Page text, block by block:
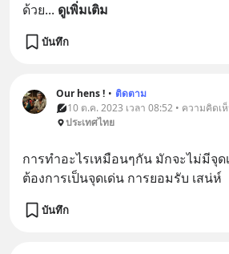
ด้วย... ดูเพิ่มเติม
บันทึก
Our hens ! • ติดตาม
10 ต.ค. 2023 เวลา 08:52 • ความคิดเ
ประเทศไทย
การทำอะไรเหมือนๆกัน มักจะไม่มีจุ
ต้องการเป็นจุดเด่น การยอมรับ เสน่ห์
บันทึก